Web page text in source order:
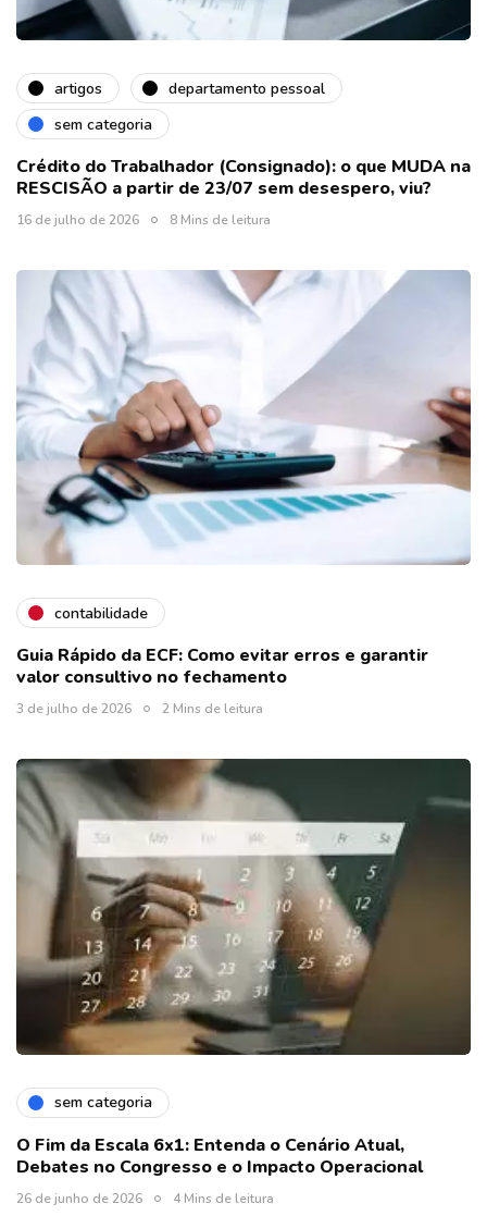
artigos
departamento pessoal
sem categoria
Crédito do Trabalhador (Consignado): o que MUDA na
RESCISÃO a partir de 23/07 sem desespero, viu?
16 de julho de 2026 8 Mins de leitura
contabilidade
Guia Rápido da ECF: Como evitar erros e garantir
valor consultivo no fechamento
3 de julho de 2026 2 Mins de leitura
sem categoria
O Fim da Escala 6x1: Entenda o Cenário Atual,
Debates no Congresso e o Impacto Operacional
26 de junho de 2026 4 Mins de leitura